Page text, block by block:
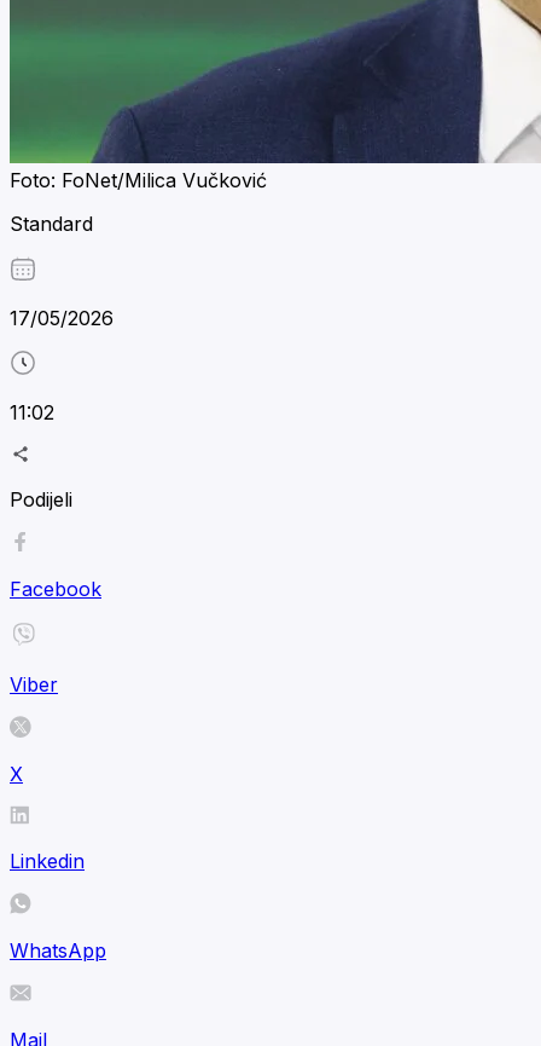
Foto: FoNet/Milica Vučković
Standard
17/05/2026
11:02
Podijeli
Facebook
Viber
X
Linkedin
WhatsApp
Mail